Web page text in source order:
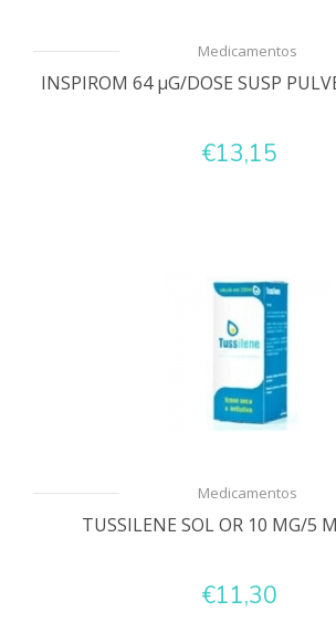
Medicamentos
INSPIROM 64 µG/DOSE SUSP
€13,15
Medicamentos
TUSSILENE SOL OR 10 MG/5
€11,30